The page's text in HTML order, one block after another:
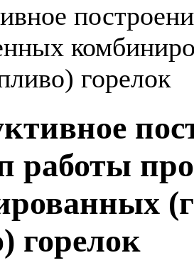
горелок
работы
горелок